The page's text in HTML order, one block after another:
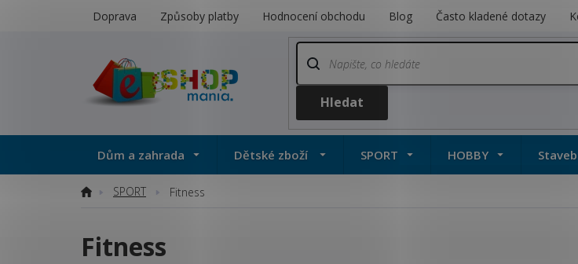
Doprava Způsoby platby Hodnocení obchodu Blog Často kladené dotazy
Dům a zahrada Dětské zboží SPORT HOBBY
DomůSPORT Fitness
Fitness